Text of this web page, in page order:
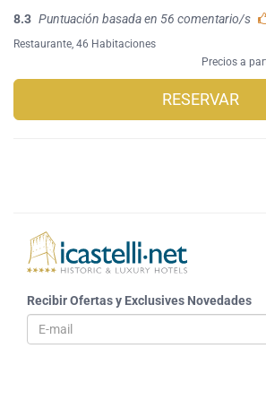
8.3 Puntuación basada en 56 comentario/s
Restaurante , 46 Habitaciones
Precios a
RESERVAR
Recibir Ofertas y Exclusives Novedades